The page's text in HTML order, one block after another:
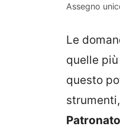
Assegno
Le
quelle
questo